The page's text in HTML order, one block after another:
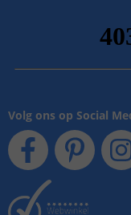
Volg ons op Social